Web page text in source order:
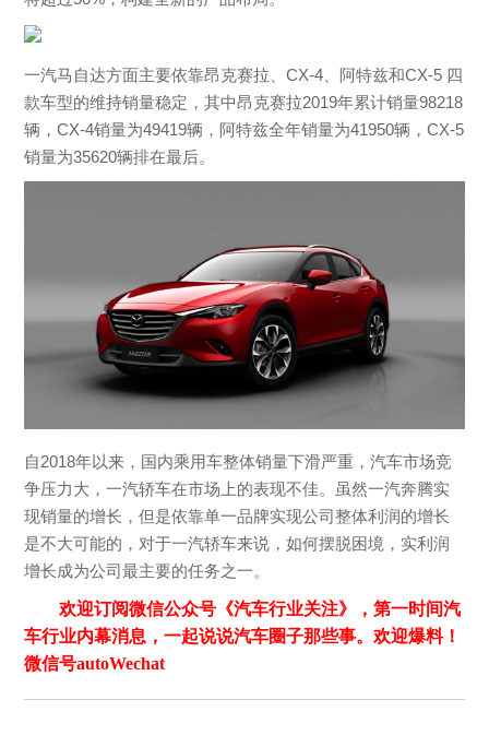
一汽马自达方面主要依靠昂克赛拉、CX-4、阿特兹和CX-5 四
款车型的维持销量稳定，其中昂克赛拉2019年累计销量98218
辆，CX-4销量为49419辆，阿特兹全年销量为41950辆，CX-5
销量为35620辆排在最后。
自2018年以来，国内乘用车整体销量下滑严重，汽车市场竞
争压力大，一汽轿车在市场上的表现不佳。虽然一汽奔腾实
现销量的增长，但是依靠单一品牌实现公司整体利润的增长
是不大可能的，对于一汽轿车来说，如何摆脱困境，实利润
增长成为公司最主要的任务之一。
欢迎订阅微信公众号《汽车行业关注》，第一时间汽
车行业内幕消息，一起说说汽车圈子那些事。欢迎爆料！
微信号autoWechat